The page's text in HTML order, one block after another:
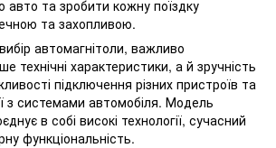
авто та зробити кожну поїздку
та захопливою.
автомагнітоли, важливо
технічні характеристики, а й зручність
підключення різних пристроїв та
з системами автомобіля. Модель
в собі високі технології, сучасний
функціональність.